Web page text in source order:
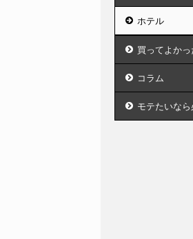
ホテル
買ってよか
コラム
モテたいなら